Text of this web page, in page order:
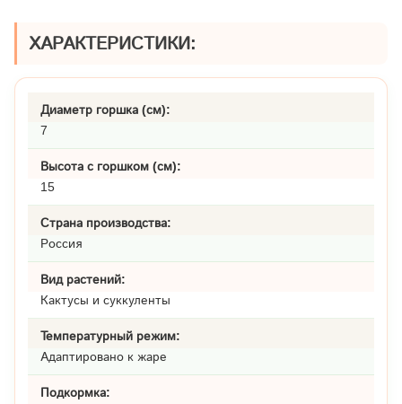
ХАРАКТЕРИСТИКИ:
Диаметр горшка (см):
7
Высота с горшком (см):
15
Страна производства:
Россия
Вид растений:
Кактусы и суккуленты
Температурный режим:
Адаптировано к жаре
Подкормка: